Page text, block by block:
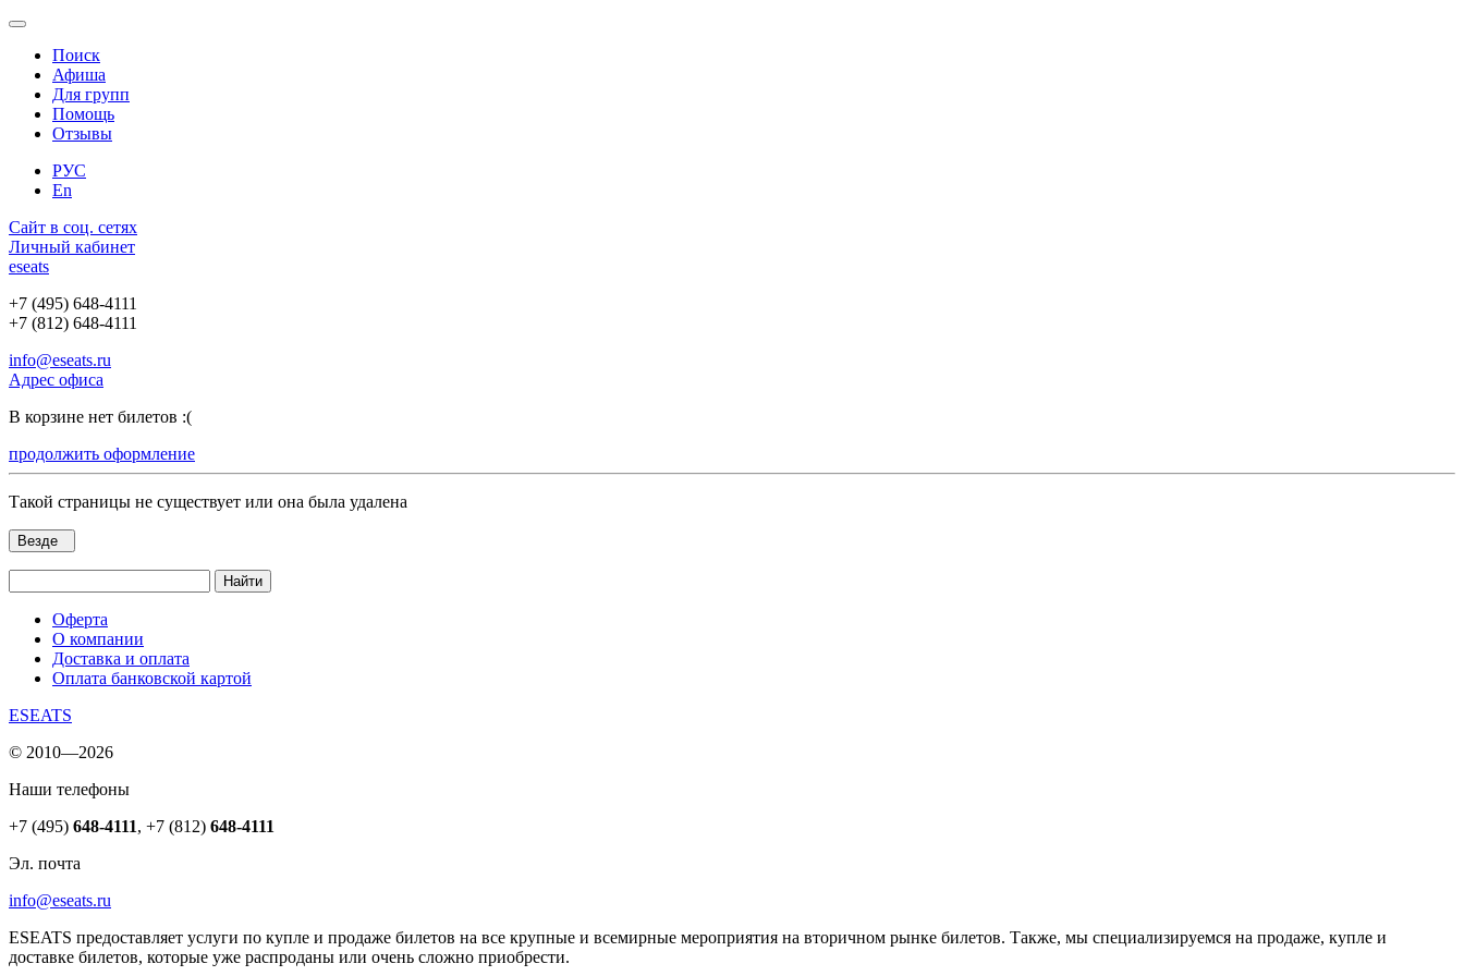
Поиск
Афиша
Для групп
Помощь
Отзывы
РУС
En
Сайт в соц. сетях
Личный кабинет
eseats
+7 (495) 648-4111
+7 (812) 648-4111
info@eseats.ru
Адрес офиса
В корзине нет билетов :(
продолжить оформление
Такой страницы не существует или она была удалена
Везде
Найти
Оферта
О компании
Доставка и оплата
Оплата банковской картой
ESEATS
© 2010—2026
Наши телефоны
+7 (495) 648-4111, +7 (812) 648-4111
Эл. почта
info@eseats.ru
ESEATS предоставляет услуги по купле и продаже билетов на все крупные и всемирные мероприятия на вторичном рынке билетов. Также, мы специализируемся на продаже, купле и
доставке билетов, которые уже распроданы или очень сложно приобрести.